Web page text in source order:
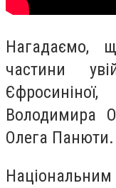
Нагадаємо,
частини
Володимира
Олега Панюти.